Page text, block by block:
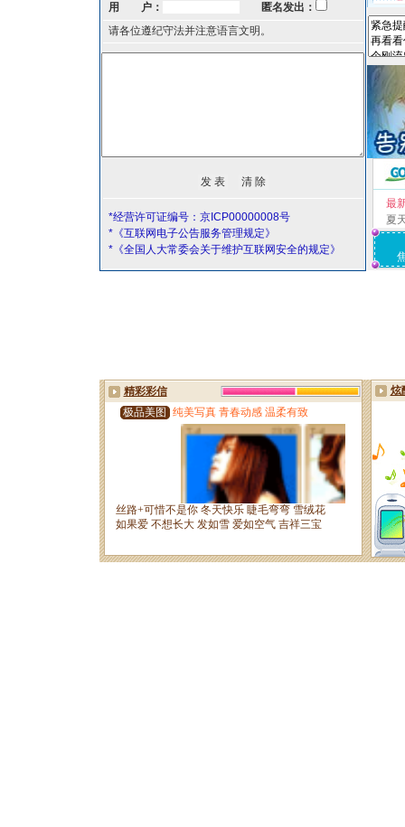
用 户：
匿名发出：
请各位遵纪守法并注意语言文明。
*经营许可证编号：京ICP00000008号
*《互联网电子公告服务管理规定》
*《全国人大常委会关于维护互联网安全的规定》
最
夏